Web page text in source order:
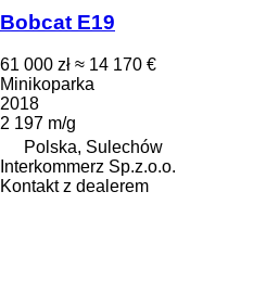
Bobcat E19
61 000 zł ≈ 14 170 €
Minikoparka
2018
2 197 m/g
Polska, Sulechów
Interkommerz Sp.z.o.o.
Kontakt z dealerem